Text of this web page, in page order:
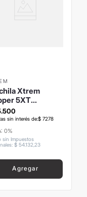
Xtrem
5XT
.500
sin interés de:$ 7278
0%
sin Impuestos
: $ 54132 23
Agregar